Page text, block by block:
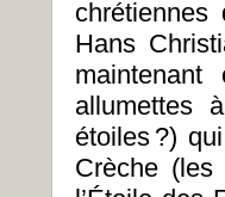
Hans
allumettes
étoiles ?)
Crèche (les